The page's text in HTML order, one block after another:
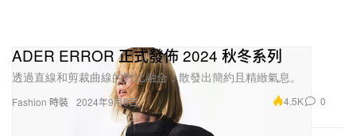
Fashion 時裝
ADER ERROR 正式發佈 2024 秋冬系列
透過直線和剪裁曲線的對比融合，散發出簡約且精緻氣息。
2024年9月9日 4.5K 0